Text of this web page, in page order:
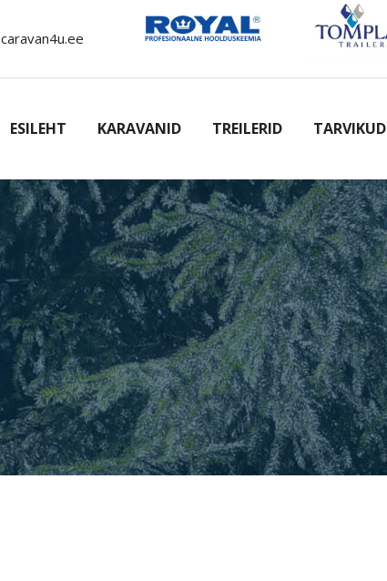
ESILEHT KARAVANID TREILERID TARVIKUD